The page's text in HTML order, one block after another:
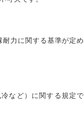
力に関する基準が定め
など）に関する規定で